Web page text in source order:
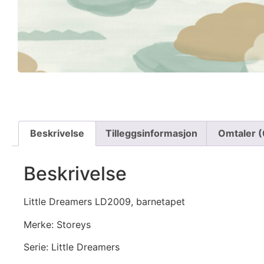
Beskrivelse Tilleggsinformasjon Omtaler
Beskrivelse
Little Dreamers LD2009, barnetapet
Merke: Storeys
Serie: Little Dreamers